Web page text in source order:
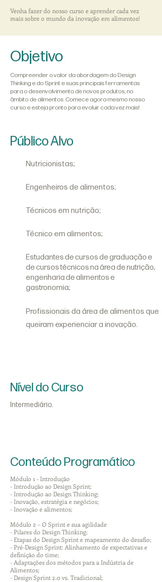
Venha fazer do nosso curso e aprender cada vez
mais sobre o mundo da inovação em alimentos!
Objetivo
Compreender o valor da abordagem do Design
Thinking e do Sprint e suas principais ferramentas
para o desenvolvimento de novos produtos, no
âmbito de alimentos. Comece agora mesmo nosso
curso e esteja pronto para evoluir cada vez mais!
Público Alvo
Nutricionistas;
Engenheiros de alimentos;
Técnicos em nutrição;
Técnico em alimentos;
Estudantes de cursos de graduação e
de cursos técnicos na área de nutrição,
engenharia de alimentos e
gastronomia;
Profissionais da área de alimentos que
queiram experienciar a inovação.
Nível do Curso
Intermediário.
Conteúdo Programático
Módulo 1 - Introdução
- Introdução ao Design Sprint;
- Introdução ao Design Thinking;
- Inovação, estratégia e negócios;
- Inovação e alimentos;
Módulo 2 – O Sprint e sua agilidade
- Pilares do Design Thinking;
- Etapas do Design Sprint e mapeamento do desafio;
- Pré-Design Sprint: Alinhamento de expectativas e
definição do time;
- Adaptações dos métodos para a Indústria de
Alimentos;
- Design Sprint 2.0 vs. Tradicional;